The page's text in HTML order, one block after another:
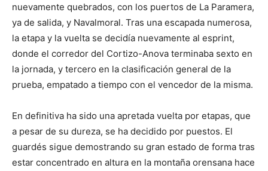
nuevamente quebrados, con los puertos de La Paramera,
ya de salida, y Navalmoral. Tras una escapada numerosa,
la etapa y la vuelta se decidía nuevamente al esprint,
donde el corredor del Cortizo-Anova terminaba sexto en
la jornada, y tercero en la clasificación general de la
prueba, empatado a tiempo con el vencedor de la misma.
En definitiva ha sido una apretada vuelta por etapas, que
a pesar de su dureza, se ha decidido por puestos. El
guardés sigue demostrando su gran estado de forma tras
estar concentrado en altura en la montaña orensana hace